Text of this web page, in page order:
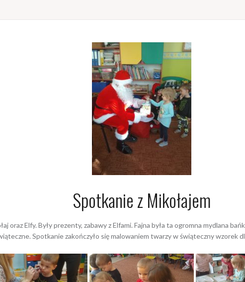
Spotkanie z Mikołajem
oraz Elfy. Były prezenty, zabawy z Elfami. Fajna była ta ogromna mydlana
Spotkanie zakończyło się malowaniem twarzy w świąteczny wzorek